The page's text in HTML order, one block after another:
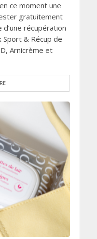
ce moment une
gratuitement
d’une récupération
& Récup de
Arnicrème et